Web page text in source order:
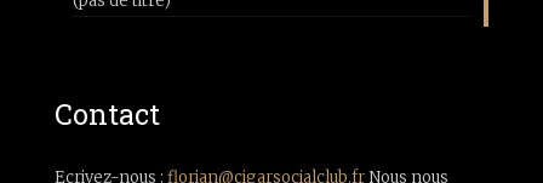
Contact
Ecrivez-nous : florian@cigarsocialclub.frNous nous